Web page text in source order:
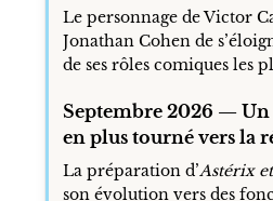
Le personnage de Victor
Jonathan Cohen de
de ses rôles comiques les
Septembre 2026 — Un
en plus tourné vers la
La préparation d’Astérix
son évolution vers des